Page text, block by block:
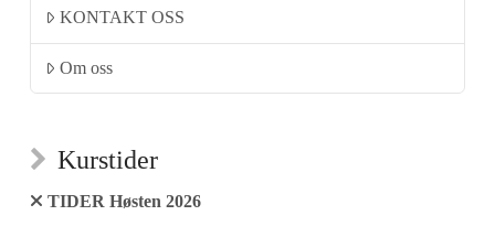
KONTAKT OSS
Om oss
Kurstider
TIDER Høsten 2026